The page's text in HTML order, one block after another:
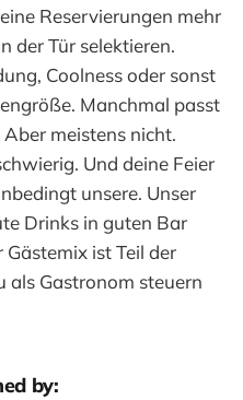
Reservierungen mehr
der Tür selektieren.
Coolness oder sonst
Manchmal passt
meistens nicht.
Und deine Feier
unsere. Unser
Drinks in guten Bar
ist Teil der
als Gastronom steuern
by: